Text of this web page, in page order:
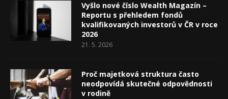
Vyšlo nové číslo Wealth Magazín –
Reportu s přehledem fondů
kvalifikovaných investorů v ČR v roce
2026
21. 5. 2026
Proč majetková struktura často
neodpovídá skutečné odpovědnosti
v rodině